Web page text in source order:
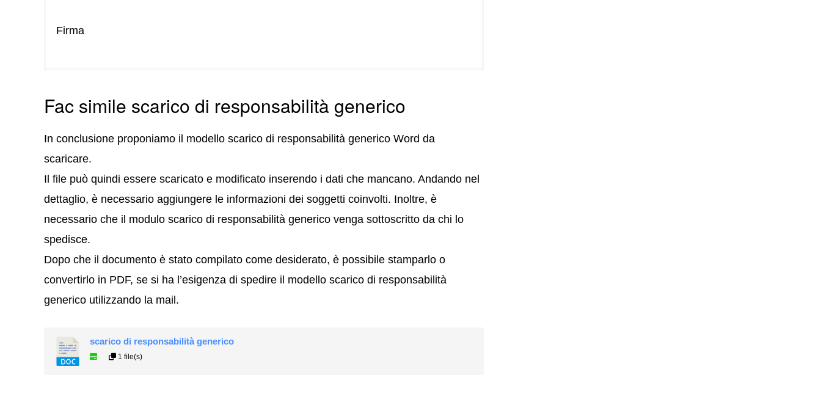
Firma
Fac simile scarico di responsabilità generico
In conclusione proponiamo il modello scarico di responsabilità generico Word da
scaricare.
Il file può quindi essere scaricato e modificato inserendo i dati che mancano. Andando nel
dettaglio, è necessario aggiungere le informazioni dei soggetti coinvolti. Inoltre, è
necessario che il modulo scarico di responsabilità generico venga sottoscritto da chi lo
spedisce.
Dopo che il documento è stato compilato come desiderato, è possibile stamparlo o
convertirlo in PDF, se si ha l’esigenza di spedire il modello scarico di responsabilità
generico utilizzando la mail.
scarico di responsabilità generico
1 file(s)